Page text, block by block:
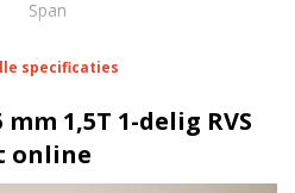
Span
1 meter
specificaties
1,5T 1-delig RVS
online